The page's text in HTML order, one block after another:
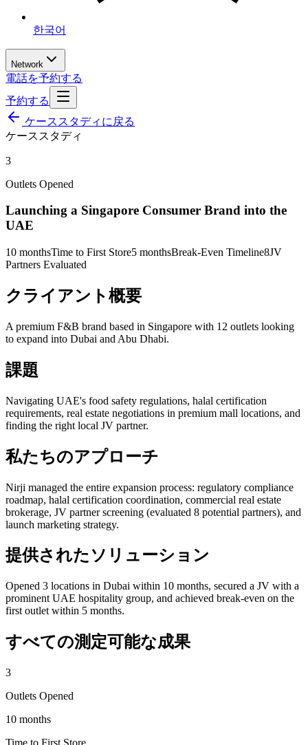
한국어
Network
電話を予約する
予約する
ケーススタディに戻る
ケーススタディ
3
Outlets Opened
Launching a Singapore Consumer Brand into the
UAE
10 monthsTime to First Store5 monthsBreak-Even Timeline8JV
Partners Evaluated
クライアント概要
A premium F&B brand based in Singapore with 12 outlets looking
to expand into Dubai and Abu Dhabi.
課題
Navigating UAE's food safety regulations, halal certification
requirements, real estate negotiations in premium mall locations, and
finding the right local JV partner.
私たちのアプローチ
Nirji managed the entire expansion process: regulatory compliance
roadmap, halal certification coordination, commercial real estate
brokerage, JV partner screening (evaluated 8 potential partners), and
launch marketing strategy.
提供されたソリューション
Opened 3 locations in Dubai within 10 months, secured a JV with a
prominent UAE hospitality group, and achieved break-even on the
first outlet within 5 months.
すべての測定可能な成果
3
Outlets Opened
10 months